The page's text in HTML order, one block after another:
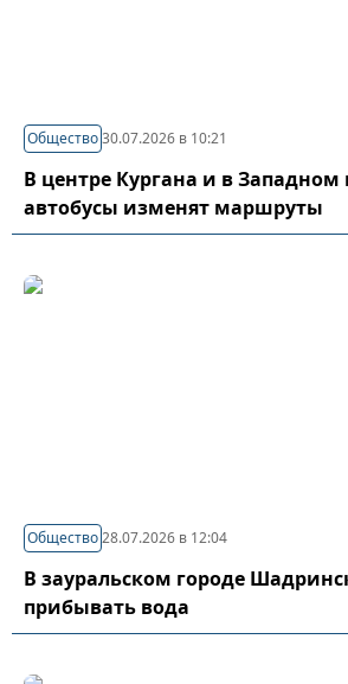
Общество30.07.2026 в 10:21
В центре Кургана и в
автобусы изменят маршруты
Общество28.07.2026 в 12:04
В зауральском городе
прибывать вода